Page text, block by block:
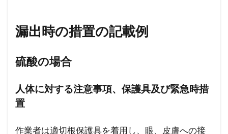
漏出時の措置の記載例
硫酸の場合
人体に対する注意事項、保護具及び緊急時措
置
作業者は適切根保護具を着用し、眼、皮膚への接